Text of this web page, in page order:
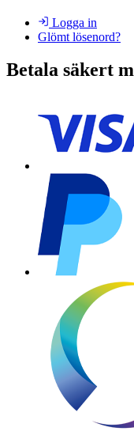
Logga in
Glömt lösenord?
Betala säkert